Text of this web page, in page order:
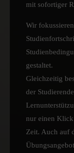
mit sofortiger
Wir
gestaltet.
Gleichzeitig
der
nur einen
Zeit. Auch auf